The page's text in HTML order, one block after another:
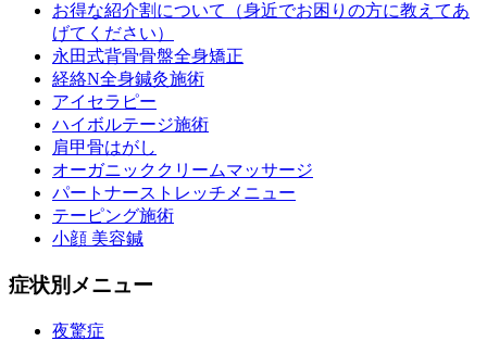
お得な紹介割について（身近でお困りの方に教えてあ
げてください）
永田式背骨骨盤全身矯正
経絡N全身鍼灸施術
アイセラピー
ハイボルテージ施術
肩甲骨はがし
オーガニッククリームマッサージ
パートナーストレッチメニュー
テーピング施術
小顔 美容鍼
症状別メニュー
夜驚症